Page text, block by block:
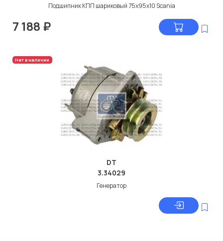
Подшипник КПП шариковый 75x95x10 Scania
7 188 ₽
Нет в наличии
DT
3.34029
Генератор